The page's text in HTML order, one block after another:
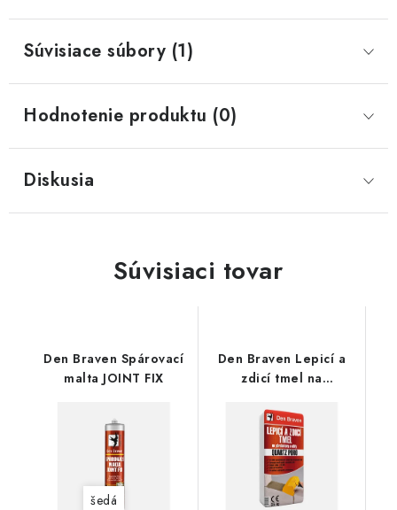
Súvisiace súbory (1)
Hodnotenie produktu (0)
Diskusia
Súvisiaci tovar
Den Braven Spárovací
malta JOINT FIX
šedá
Den Braven Lepicí a
zdicí tmel na
QUARTZ PORO